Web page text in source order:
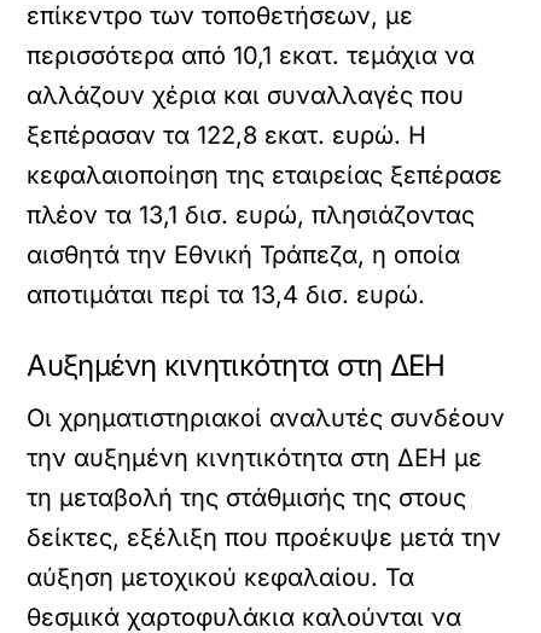
επίκεντρο των τοποθετήσεων, με
περισσότερα από 10,1 εκατ. τεμάχια να
αλλάζουν χέρια και συναλλαγές που
ξεπέρασαν τα 122,8 εκατ. ευρώ. Η
κεφαλαιοποίηση της εταιρείας ξεπέρασε
πλέον τα 13,1 δισ. ευρώ, πλησιάζοντας
αισθητά την Εθνική Τράπεζα, η οποία
αποτιμάται περί τα 13,4 δισ. ευρώ.
Αυξημένη κινητικότητα στη ΔΕΗ
Οι χρηματιστηριακοί αναλυτές συνδέουν
την αυξημένη κινητικότητα στη ΔΕΗ με
τη μεταβολή της στάθμισής της στους
δείκτες, εξέλιξη που προέκυψε μετά την
αύξηση μετοχικού κεφαλαίου. Τα
θεσμικά χαρτοφυλάκια καλούνται να